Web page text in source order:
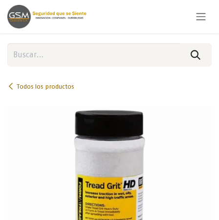
Ir al contenido
Todos los productos